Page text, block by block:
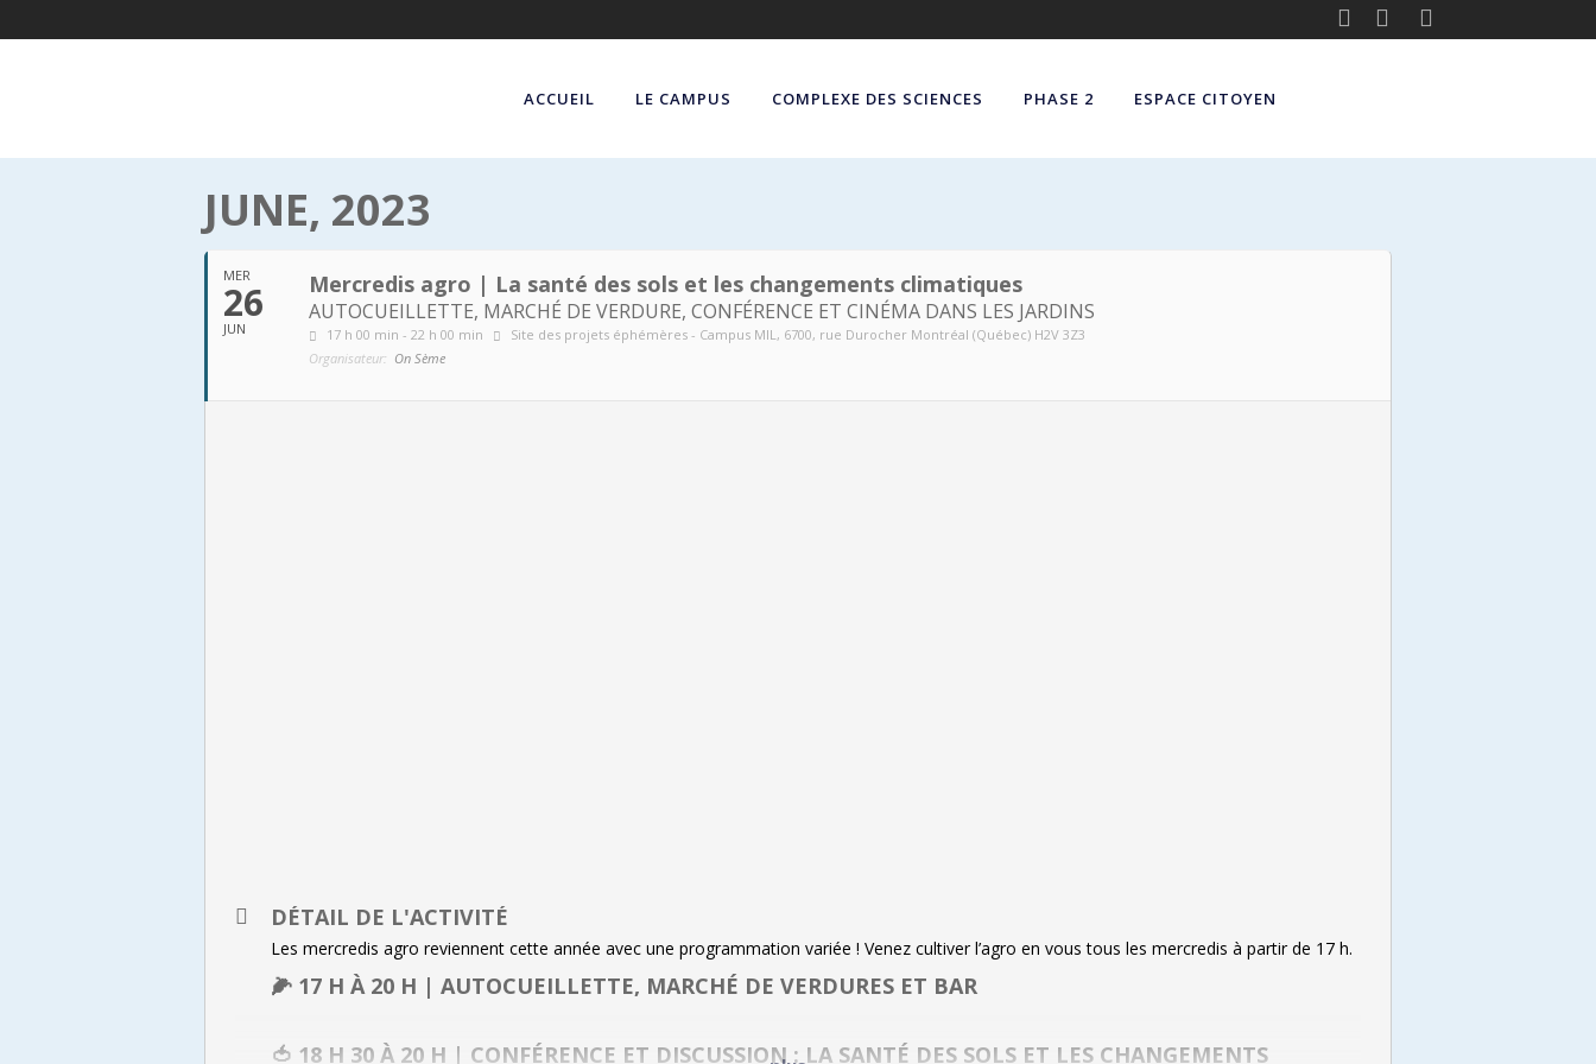
ACCUEIL LE CAMPUS COMPLEXE DES SCIENCES PHASE 2 ESPACE CITOYEN
JUNE, 2023
MER
26
JUN
Mercredis agro | La santé des sols et les changements climatiques
AUTOCUEILLETTE, MARCHÉ DE VERDURE, CONFÉRENCE ET CINÉMA DANS LES JARDINS
17 h 00 min - 22 h 00 min Site des projets éphémères - Campus MIL, 6700, rue Durocher Montréal (Québec) H2V 3Z3
Organisateur: On Sème
DÉTAIL DE L'ACTIVITÉ
Les mercredis agro reviennent cette année avec une programmation variée ! Venez cultiver l’agro en vous tous les mercredis à partir de 17 h.
🌽 17 H À 20 H | AUTOCUEILLETTE, MARCHÉ DE VERDURES ET BAR
🍅 18 H 30 À 20 H | CONFÉRENCE ET DISCUSSION : LA SANTÉ DES SOLS ET LES CHANGEMENTS